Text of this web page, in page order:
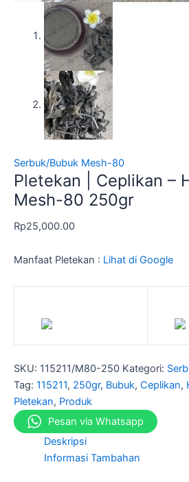
Serbuk/Bubuk Mesh-80
Pletekan | Ceplikan –
Mesh-80 250gr
Rp25,000.00
Manfaat Pletekan : Lihat di Google
SKU: 115211/M80-250 Kategori:
Tag: 115211, 250gr, Bubuk, Ceplikan,
Pletekan, Produk
Pesan via Whatsapp
Deskripsi
Informasi Tambahan